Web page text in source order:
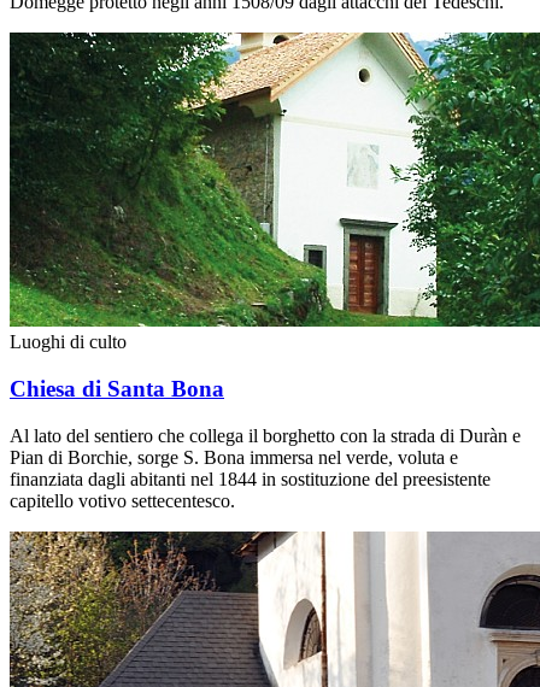
Luoghi di culto
Chiesa di Santa Bona
Al lato del sentiero che collega il borghetto con la strada di Duràn e
Pian di Borchie, sorge S. Bona immersa nel verde, voluta e
finanziata dagli abitanti nel 1844 in sostituzione del preesistente
capitello votivo settecentesco.